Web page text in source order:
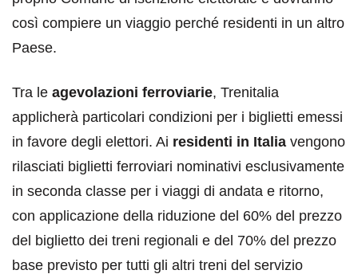
così compiere un viaggio perché residenti in un altro
Paese.
Tra le agevolazioni ferroviarie, Trenitalia
applicherà particolari condizioni per i biglietti emessi
in favore degli elettori. Ai residenti in Italia vengono
rilasciati biglietti ferroviari nominativi esclusivamente
in seconda classe per i viaggi di andata e ritorno,
con applicazione della riduzione del 60% del prezzo
del biglietto dei treni regionali e del 70% del prezzo
base previsto per tutti gli altri treni del servizio